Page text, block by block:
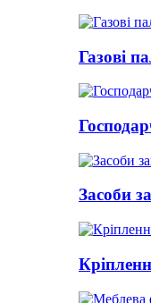
Газові
Засоби